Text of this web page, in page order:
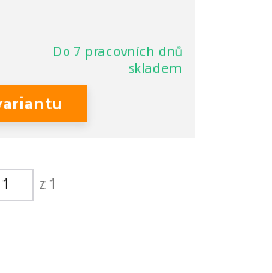
Do 7 pracovních dnů
skladem
z 1